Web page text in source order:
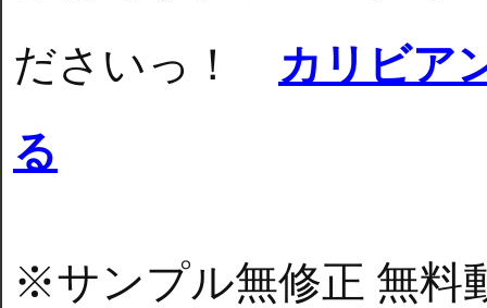
ださいっ！ カリビア
る
※サンプル無修正 無料